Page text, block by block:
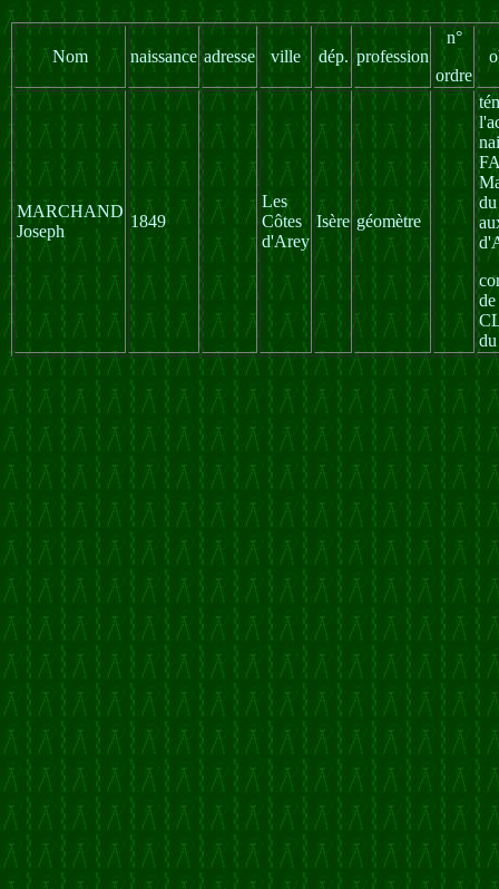
Nom naissance adresse ville dép. profession
n°
ordre
MARCHAND
Joseph
1849
Les
Côtes
d'Arey
Isère géomètre